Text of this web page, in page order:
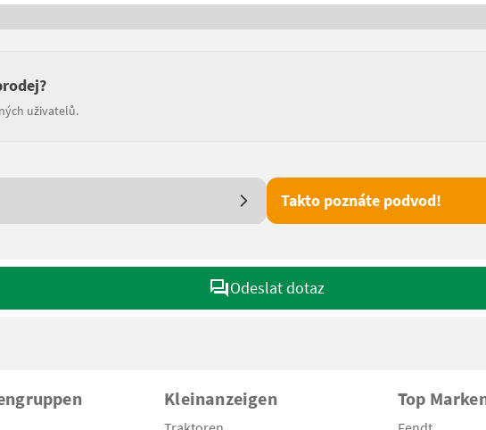
uživatelů.
Takto poznáte podvod!
Odeslat dotaz
Kleinanzeigen Top